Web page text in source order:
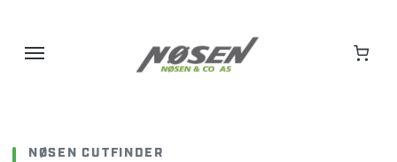
NØSEN CUTFINDER